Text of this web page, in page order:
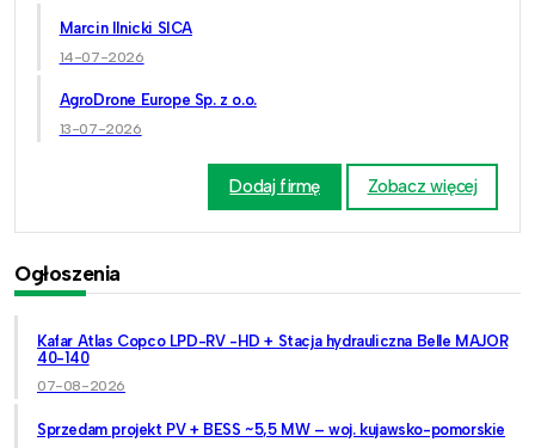
Marcin Ilnicki SICA
14-07-2026
AgroDrone Europe Sp. z o.o.
13-07-2026
Dodaj firmę Zobacz więcej
Ogłoszenia
Kafar Atlas Copco LPD-RV -HD + Stacja hydrauliczna Belle MAJOR
40-140
07-08-2026
Sprzedam projekt PV + BESS ~5,5 MW – woj. kujawsko-pomorskie